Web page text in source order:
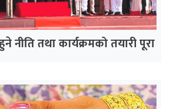
नीति तथा कार्यक्रमको तयारी पूरा